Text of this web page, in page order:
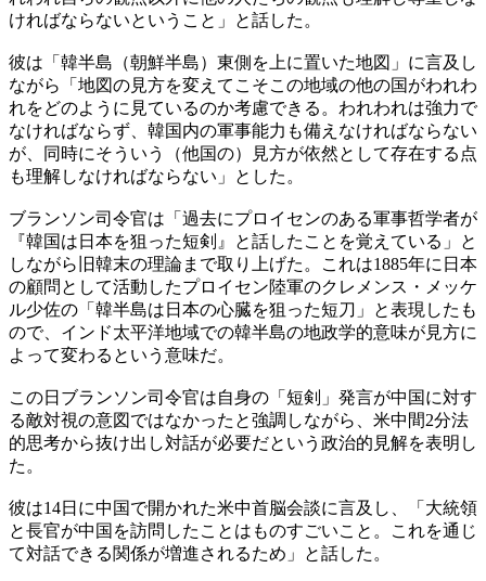
ければならないということ」と話した。
彼は「韓半島（朝鮮半島）東側を上に置いた地図」に言及し
ながら「地図の見方を変えてこそこの地域の他の国がわれわ
れをどのように見ているのか考慮できる。われわれは強力で
なければならず、韓国内の軍事能力も備えなければならない
が、同時にそういう（他国の）見方が依然として存在する点
も理解しなければならない」とした。
ブランソン司令官は「過去にプロイセンのある軍事哲学者が
『韓国は日本を狙った短剣』と話したことを覚えている」と
しながら旧韓末の理論まで取り上げた。これは1885年に日本
の顧問として活動したプロイセン陸軍のクレメンス・メッケ
ル少佐の「韓半島は日本の心臓を狙った短刀」と表現したも
ので、インド太平洋地域での韓半島の地政学的意味が見方に
よって変わるという意味だ。
この日ブランソン司令官は自身の「短剣」発言が中国に対す
る敵対視の意図ではなかったと強調しながら、米中間2分法
的思考から抜け出し対話が必要だという政治的見解を表明し
た。
彼は14日に中国で開かれた米中首脳会談に言及し、「大統領
と長官が中国を訪問したことはものすごいこと。これを通じ
て対話できる関係が増進されるため」と話した。